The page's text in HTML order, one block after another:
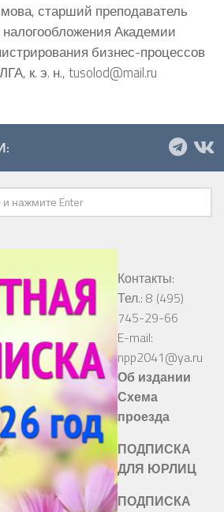
старший преподаватель
Академии
бизнес-процессов
к. э. н., tusolod@mail.ru
Контакты:
Тел.: 8 (495)
745-29-66
E-mail:
npp2041@ya.ru
Об издании
Схема
проезда
ПОДПИСКА
ДЛЯ ЮРЛИЦ
ПОДПИСКА